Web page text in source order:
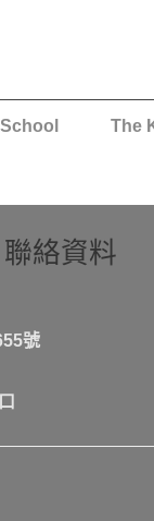
The
聯絡資料
號